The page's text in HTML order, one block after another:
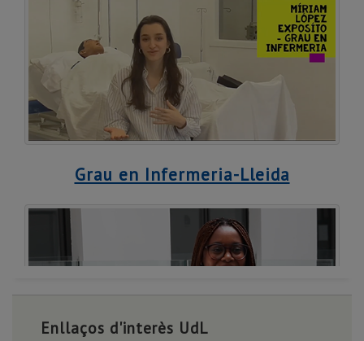
Grau en Infermeria-Lleida
Enllaços d'interès UdL